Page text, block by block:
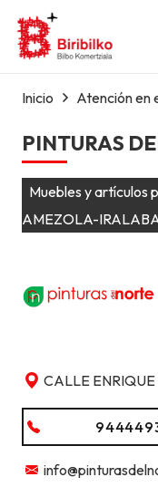
Inicio Atención en
PINTURAS
Muebles y artículos
AMEZOLA-
CALLE